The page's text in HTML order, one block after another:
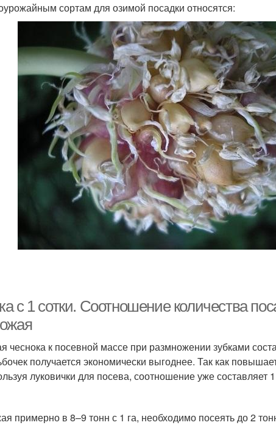
сортам для озимой посадки относятся:
с 1 сотки. Соотношение количества
к посевной массе при размножении зубками
получается экономически выгоднее. Так как
луковички для посева, соотношение уже составляет
примерно в 8–9 тонн с 1 га, необходимо посеять до 2